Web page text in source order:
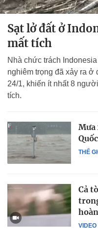
Sạt lở đất ở
mất tích
Nhà chức trách
nghiêm trọng đã xảy ra
24/1, khiến ít nhất 8
tích.
THẾ
Mưa
VIDEO
Cả